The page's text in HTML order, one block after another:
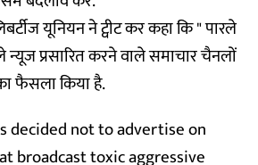
यूनियन ने ट्वीट कर कहा कि " पारले
न्यूज प्रसारित करने वाले समाचार चैनलों
फैसला किया है.
decided not to advertise on
broadcast toxic aggressive